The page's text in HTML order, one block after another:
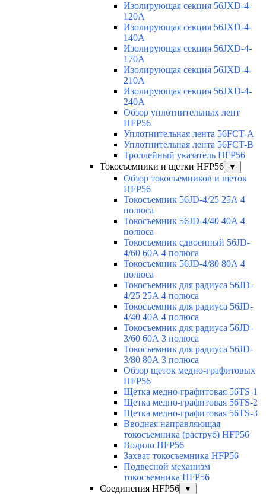
Изолирующая секция 56JXD-4-
120A
Изолирующая секция 56JXD-4-
140A
Изолирующая секция 56JXD-4-
170A
Изолирующая секция 56JXD-4-
210A
Изолирующая секция 56JXD-4-
240A
Обзор уплотнительных лент
HFP56
Уплотнительная лента 56FCT-A
Уплотнительная лента 56FCT-B
Троллейный указатель HFP56
Токосъемники и щетки HFP56
▼
Обзор токосъемников и щеток
HFP56
Токосъемник 56JD-4/25 25А 4
полюса
Токосъемник 56JD-4/40 40А 4
полюса
Токосъемник сдвоенный 56JD-
4/60 60А 4 полюса
Токосъемник 56JD-4/80 80А 4
полюса
Токосъемник для радиуса 56JD-
4/25 25А 4 полюса
Токосъемник для радиуса 56JD-
4/40 40А 4 полюса
Токосъемник для радиуса 56JD-
3/60 60А 3 полюса
Токосъемник для радиуса 56JD-
3/80 80А 3 полюса
Обзор щеток медно-графитовых
HFP56
Щетка медно-графитовая 56TS-1
Щетка медно-графитовая 56TS-2
Щетка медно-графитовая 56TS-3
Вводная направляющая
токосъемника (раструб) HFP56
Водило HFP56
Захват токосъемника HFP56
Подвесной механизм
токосъемника HFP56
Соединения HFP56
▼